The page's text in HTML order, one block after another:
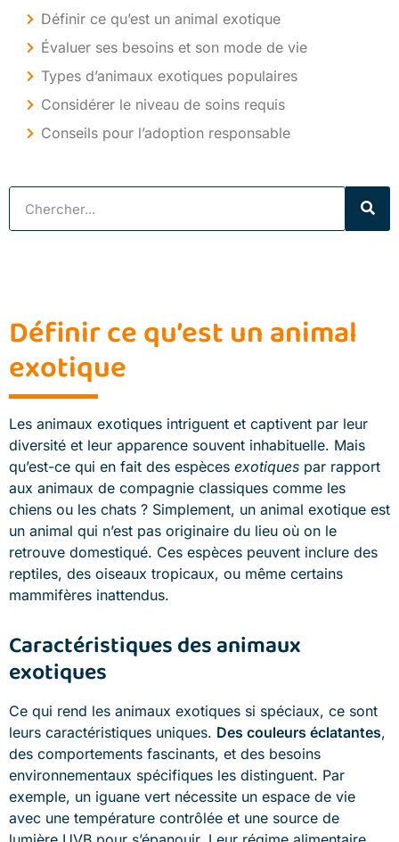
Définir ce qu’est un animal exotique
Évaluer ses besoins et son mode de vie
Types d’animaux exotiques populaires
Considérer le niveau de soins requis
Conseils pour l’adoption responsable
Définir ce qu’est un animal
exotique
Les animaux exotiques intriguent et captivent par leur
diversité et leur apparence souvent inhabituelle. Mais
qu’est-ce qui en fait des espèces exotiques par rapport
aux animaux de compagnie classiques comme les
chiens ou les chats ? Simplement, un animal exotique est
un animal qui n’est pas originaire du lieu où on le
retrouve domestiqué. Ces espèces peuvent inclure des
reptiles, des oiseaux tropicaux, ou même certains
mammifères inattendus.
Caractéristiques des animaux
exotiques
Ce qui rend les animaux exotiques si spéciaux, ce sont
leurs caractéristiques uniques. Des couleurs éclatantes,
des comportements fascinants, et des besoins
environnementaux spécifiques les distinguent. Par
exemple, un iguane vert nécessite un espace de vie
avec une température contrôlée et une source de